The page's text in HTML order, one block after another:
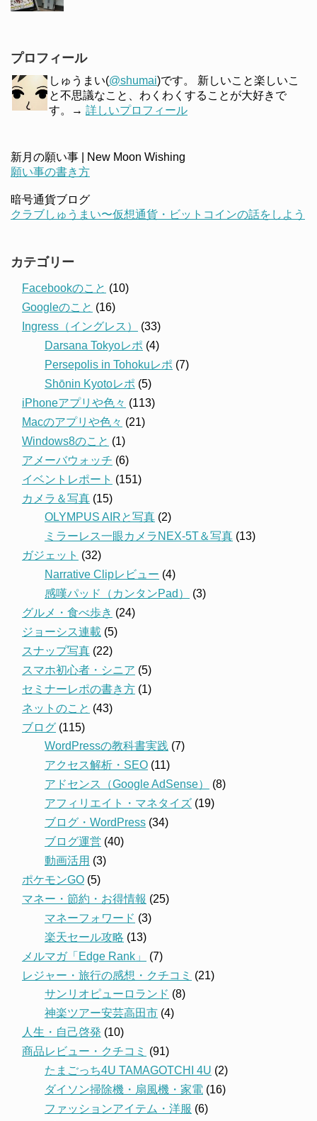
プロフィール
しゅうまい(@shumai)です。 新しいこと楽しいこ
と不思議なこと、わくわくすることが大好きで
す。→ 詳しいプロフィール
新月の願い事 | New Moon Wishing
願い事の書き方
暗号通貨ブログ
クラブしゅうまい〜仮想通貨・ビットコインの話をしよう
カテゴリー
Facebookのこと (10)
Googleのこと (16)
Ingress（イングレス）
(33)
Darsana Tokyoレポ (4)
Persepolis in Tohokuレポ (7)
Shōnin Kyotoレポ (5)
iPhoneアプリや色々 (113)
Macのアプリや色々 (21)
Windows8のこと (1)
アメーバウォッチ (6)
イベントレポート (151)
カメラ＆写真 (15)
OLYMPUS AIRと写真 (2)
ミラーレス一眼カメラNEX-5T＆写真 (13)
ガジェット (32)
Narrative Clipレビュー (4)
感嘆パッド（カンタンPad）
(3)
グルメ・食べ歩き (24)
ジョーシス連載 (5)
スナップ写真 (22)
スマホ初心者・シニア (5)
セミナーレポの書き方 (1)
ネットのこと (43)
ブログ (115)
WordPressの教科書実践 (7)
アクセス解析・SEO (11)
アドセンス（Google AdSense）
(8)
アフィリエイト・マネタイズ (19)
ブログ・WordPress (34)
ブログ運営 (40)
動画活用 (3)
ポケモンGO (5)
マネー・節約・お得情報 (25)
マネーフォワード (3)
楽天セール攻略 (13)
メルマガ「Edge Rank」
(7)
レジャー・旅行の感想・クチコミ (21)
サンリオピューロランド (8)
神楽ツアー安芸高田市 (4)
人生・自己啓発 (10)
商品レビュー・クチコミ (91)
たまごっち4U TAMAGOTCHI 4U (2)
ダイソン掃除機・扇風機・家電 (16)
ファッションアイテム・洋服 (6)